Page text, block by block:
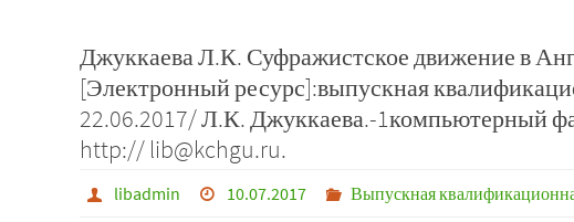
Джуккаева Л.К. Суфражистское движение в
[Электронный ресурс]:выпускная
22.06.2017/ Л.К. Джуккаева.-1компьютерный
http:// lib@kchgu.ru.
libadmin 10.07.2017 Выпускная